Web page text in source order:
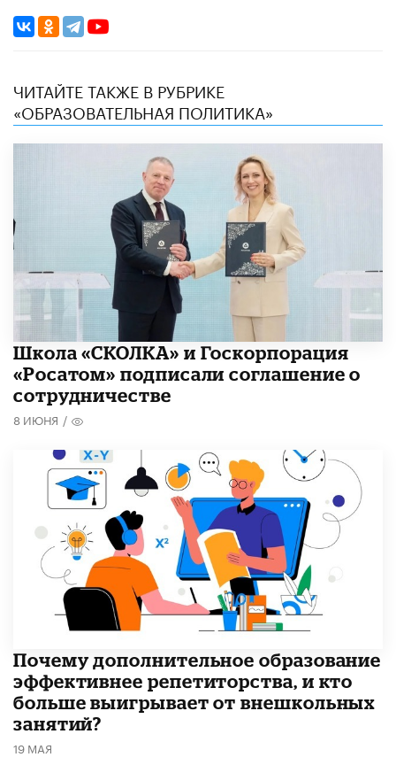
ЧИТАЙТЕ ТАКЖЕ В РУБРИКЕ
«ОБРАЗОВАТЕЛЬНАЯ ПОЛИТИКА»
Школа «СКОЛКА» и Госкорпорация
«Росатом» подписали соглашение о
сотрудничестве
8 ИЮНЯ /
​Почему дополнительное образование
эффективнее репетиторства, и кто
больше выигрывает от внешкольных
занятий?
19 МАЯ